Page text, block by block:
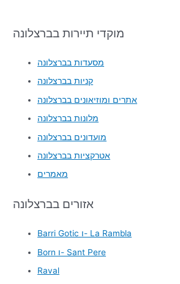
מוקדי תיירות בברצלונה
מסעדות בברצלונה
קניות בברצלונה
אתרים ומוזיאונים בברצלונה
מלונות בברצלונה
מועדונים בברצלונה
אטרקציות בברצלונה
מאמרים
אזורים בברצלונה
Barri Gotic ו- La Rambla
Born ו- Sant Pere
Raval